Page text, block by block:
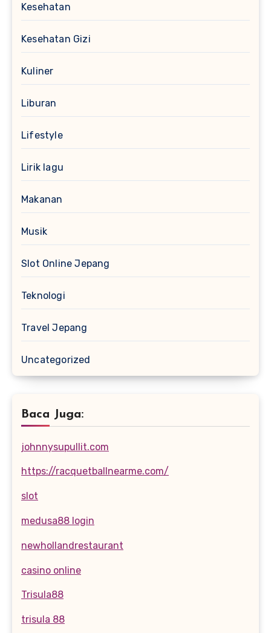
Kesehatan
Kesehatan Gizi
Kuliner
Liburan
Lifestyle
Lirik lagu
Makanan
Musik
Slot Online Jepang
Teknologi
Travel Jepang
Uncategorized
Baca Juga:
johnnysupullit.com
https://racquetballnearme.com/
slot
medusa88 login
newhollandrestaurant
casino online
Trisula88
trisula 88